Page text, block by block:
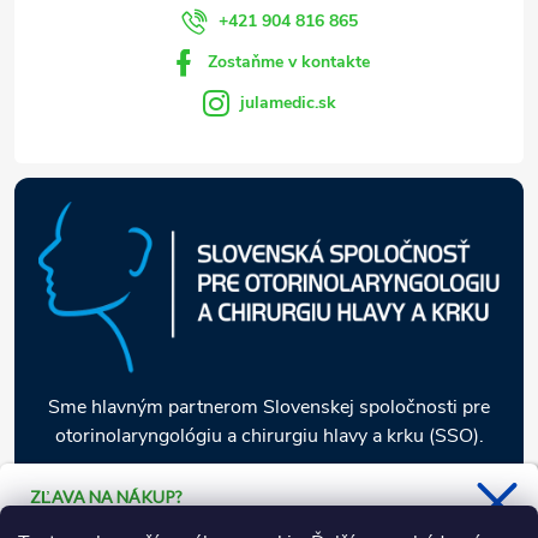
Sme hlavným partnerom Slovenskej spoločnosti pre
otorinolaryngológiu a chirurgiu hlavy a krku (SSO).
Informácie pre vás
+421 904 816 865
Zostaňme v kontakte
julamedic.sk
ZĽAVA NA NÁKUP?